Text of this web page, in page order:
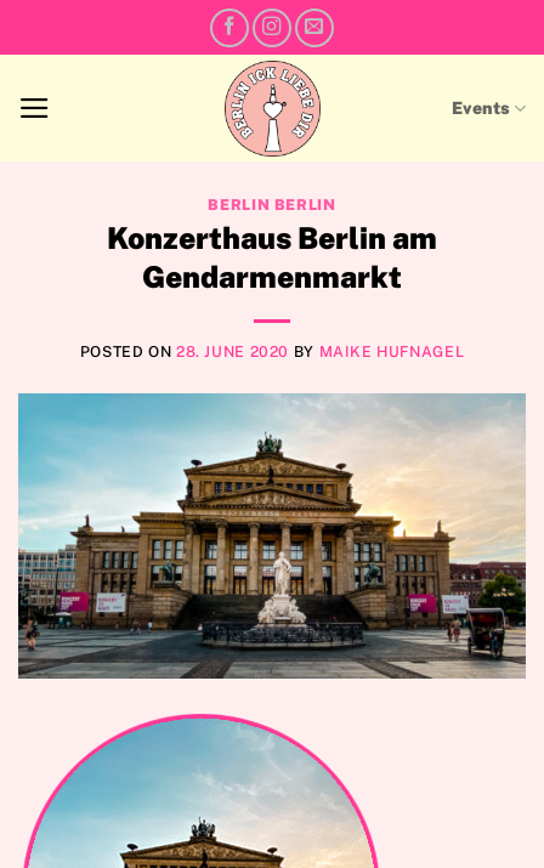
to
Events
BERLIN BERLIN
Konzerthaus Berlin am
Gendarmenmarkt
POSTED ON28. JUNE 2020 BY MAIKE HUFNAGEL